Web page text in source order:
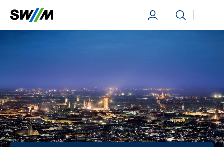
Ihr Suchbegriff Suchen